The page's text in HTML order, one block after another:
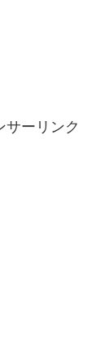
サーリンク